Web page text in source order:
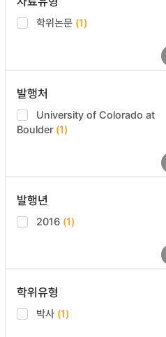
학위논문 (1)
발행처
University of Colorado at
Boulder (1)
발행년
2016 (1)
학위유형
박사 (1)